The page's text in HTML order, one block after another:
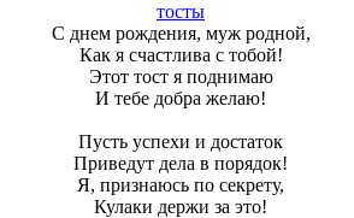
тосты
С днем рождения, муж родной,
Как я счастлива с тобой!
Этот тост я поднимаю
И тебе добра желаю!
Пусть успехи и достаток
Приведут дела в порядок!
Я, признаюсь по секрету,
Кулаки держи за это!